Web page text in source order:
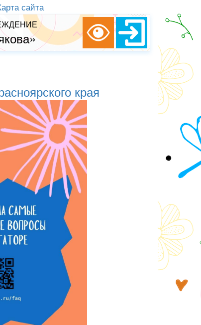
сайта
края